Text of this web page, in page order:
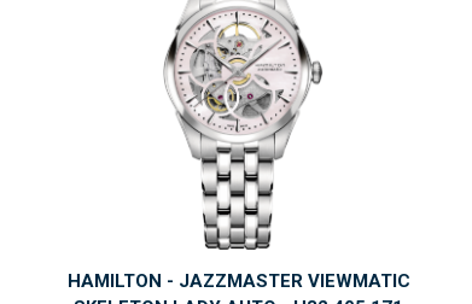
HAMILTON - JAZZMASTER VIEWMATIC